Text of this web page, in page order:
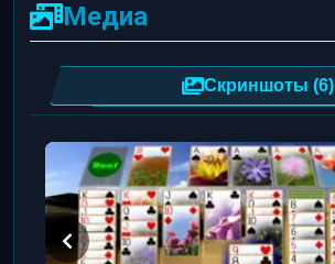
Медиа
Скриншоты (6)